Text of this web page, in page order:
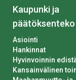
Kaupunki ja
päätöksenteko
Asiointi
Hankinnat
Hyvinvoinnin
Kansainvälinen